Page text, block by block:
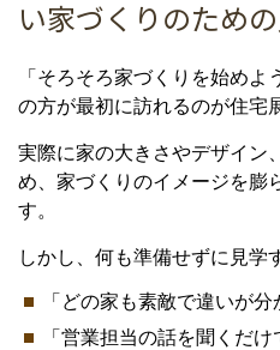
い家づくりのため
「そろそろ家づくりを始めよ
の方が最初に訪れるのが住宅
実際に家の大きさやデザイン
め、家づくりのイメージを膨
す。
しかし、何も準備せずに見学
「どの家も素敵で違いが
「営業担当の話を聞くだ